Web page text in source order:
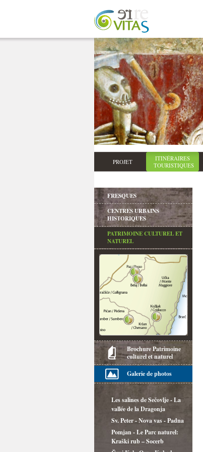
PROJET
ITINÉRAIRES
TOURISTIQUES
FRESQUES
CENTRES URBAINS
HISTORIQUES
PATRIMOINE CULTUREL ET
NATUREL
Brochure Patrimoine
culturel et naturel
Galerie de photos
Les salines de Sečovlje - La
vallée de la Dragonja
Sv. Peter - Nova vas - Padna
Pomjan - Le Parc naturel:
Kraški rub – Socerb